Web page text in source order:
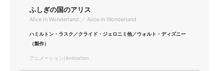
ふしぎの国のアリス
Alice in Wonderland ／ Alice in Wonderland
ハミルトン・ラスク／クライド・ジェロニミ他／ウォルト・ディズニー
（製作）
アニメーション/Animation